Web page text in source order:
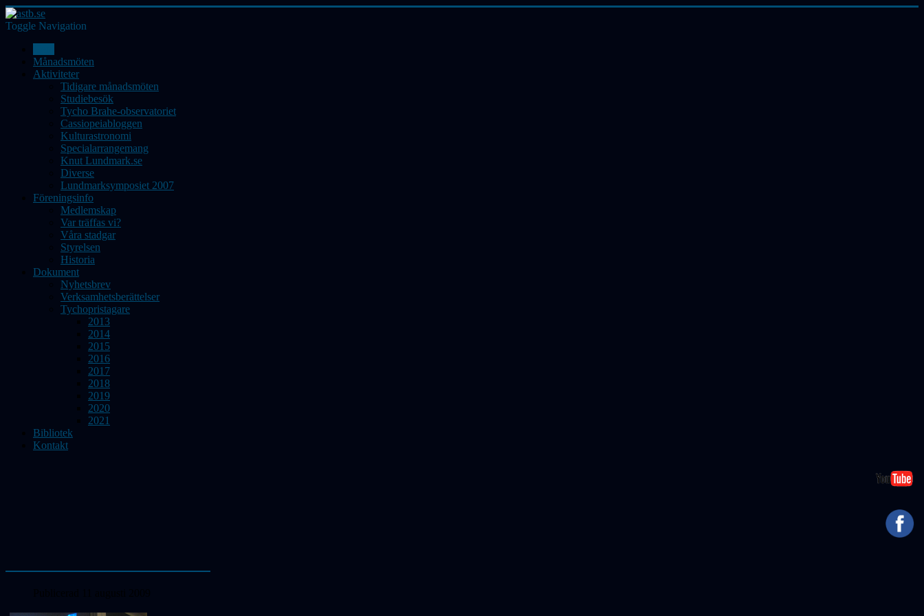
Toggle Navigation
Månadsmöten
Aktiviteter
Tidigare månadsmöten
Studiebesök
Tycho Brahe-observatoriet
Cassiopeiabloggen
Kulturastronomi
Specialarrangemang
Knut Lundmark.se
Diverse
Lundmarksymposiet 2007
Föreningsinfo
Medlemskap
Var träffas vi?
Våra stadgar
Styrelsen
Historia
Dokument
Nyhetsbrev
Verksamhetsberättelser
Tychopristagare
2013
2014
2015
2016
2017
2018
2019
2020
2021
Bibliotek
Kontakt
Venus och Venus Express